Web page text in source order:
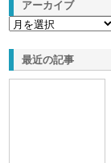
アーカイブ
最近の記事